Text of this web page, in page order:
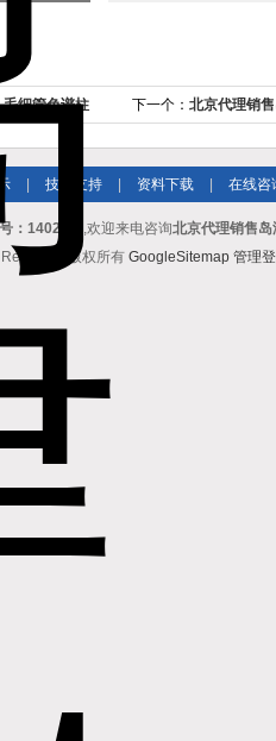
细管色谱柱 下一个： 北京代理销
技术支持 资料下载 在线咨
：14020） ,欢迎来电咨询北京代理销售
版权所有 GoogleSitemap 管理